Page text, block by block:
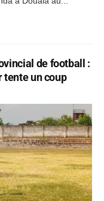
de football :
tente un coup